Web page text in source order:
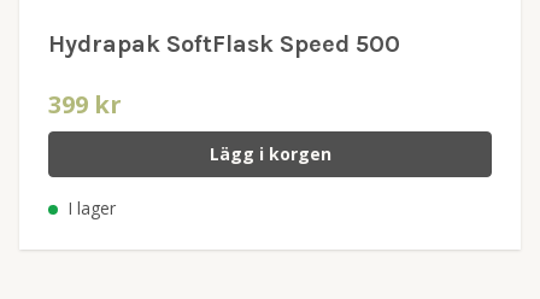
Hydrapak SoftFlask Speed 500
399 kr
Lägg i korgen
I lager